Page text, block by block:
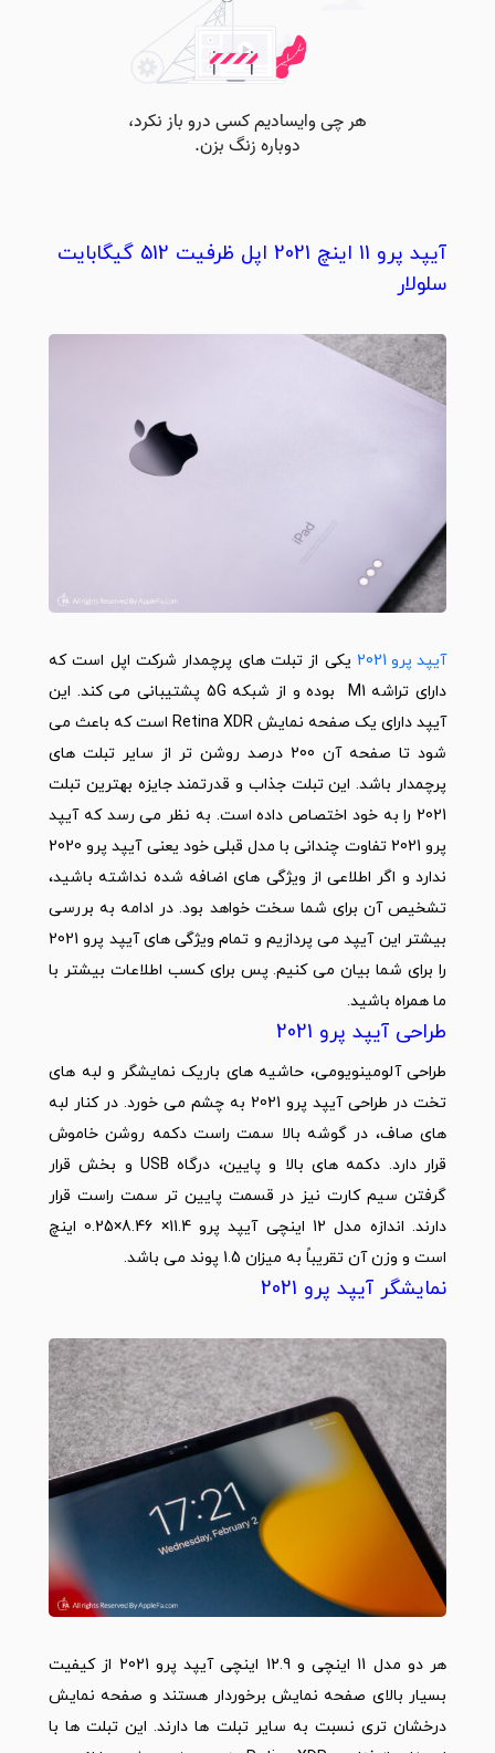
آیپد پرو 11 اینچ 2021 اپل ظرفیت 512 گیگابایت
سلولار
آیپد پرو 2021
یکی از تبلت های پرچمدار شرکت اپل است که
دارای تراشه M1 بوده و از شبکه 5G پشتیبانی می کند. این
آیپد دارای یک صفحه نمایش Retina XDR است که باعث می
شود تا صفحه آن 200 درصد روشن تر از سایر تبلت های
پرچمدار باشد. این تبلت جذاب و قدرتمند جایزه بهترین تبلت
2021 را به خود اختصاص داده است. به نظر می رسد که آیپد
پرو 2021 تفاوت چندانی با مدل قبلی خود یعنی آیپد پرو 2020
ندارد و اگر اطلاعی از ویژگی های اضافه شده نداشته باشید،
تشخیص آن برای شما سخت خواهد بود. در ادامه به بررسی
بیشتر این آیپد می پردازیم و تمام ویژگی های آیپد پرو 2021
را برای شما بیان می کنیم. پس برای کسب اطلاعات بیشتر با
ما همراه باشید.
طراحی آیپد پرو 2021
طراحی آلومینویومی، حاشیه های باریک نمایشگر و لبه های
تخت در طراحی آیپد پرو 2021 به چشم می خورد. در کنار لبه
های صاف، در گوشه بالا سمت راست دکمه روشن خاموش
قرار دارد. دکمه های بالا و پایین، درگاه USB و بخش قرار
گرفتن سیم کارت نیز در قسمت پایین تر سمت راست قرار
دارند. اندازه مدل 12 اینچی آیپد پرو 11.4× 8.46×0.25 اینچ
است و وزن آن تقریباً به میزان 1.5 پوند می باشد.
نمایشگر آیپد پرو 2021
هر دو مدل 11 اینچی و 12.9 اینچی آیپد پرو 2021 از کیفیت
بسیار بالای صفحه نمایش برخوردار هستند و صفحه نمایش
درخشان تری نسبت به سایر تبلت ها دارند. این تبلت ها با